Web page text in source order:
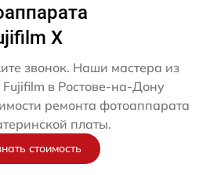
X
звонок. Наши мастера из
Fujifilm в Ростове-на-Дону
ремонта фотоаппарата
платы.
стоимость